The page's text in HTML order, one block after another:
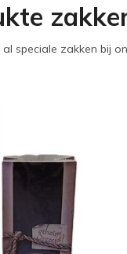
speciale zakken bij